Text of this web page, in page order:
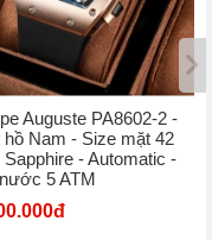
Auguste PA8602-2 -
Nam - Size mặt 42
Sapphire - Automatic -
5 ATM